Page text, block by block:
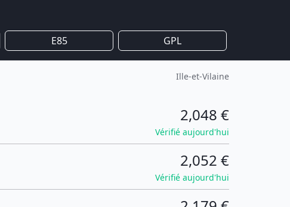
E85 GPL
Ille-et-Vilaine
2,048 €
Vérifié aujourd'hui
2,052 €
Vérifié aujourd'hui